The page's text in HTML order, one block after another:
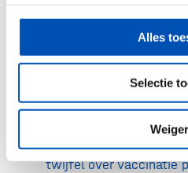
Alles
Selectie
19.50 uur Deel II – Twijfel
Marlies Hulscher,
voor infectieziekten,
twijfel over vaccinatie
en gezondheid, en
twijfel over vaccinatie